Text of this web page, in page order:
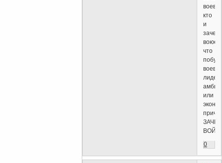
кто
и
зачем
что
или
0